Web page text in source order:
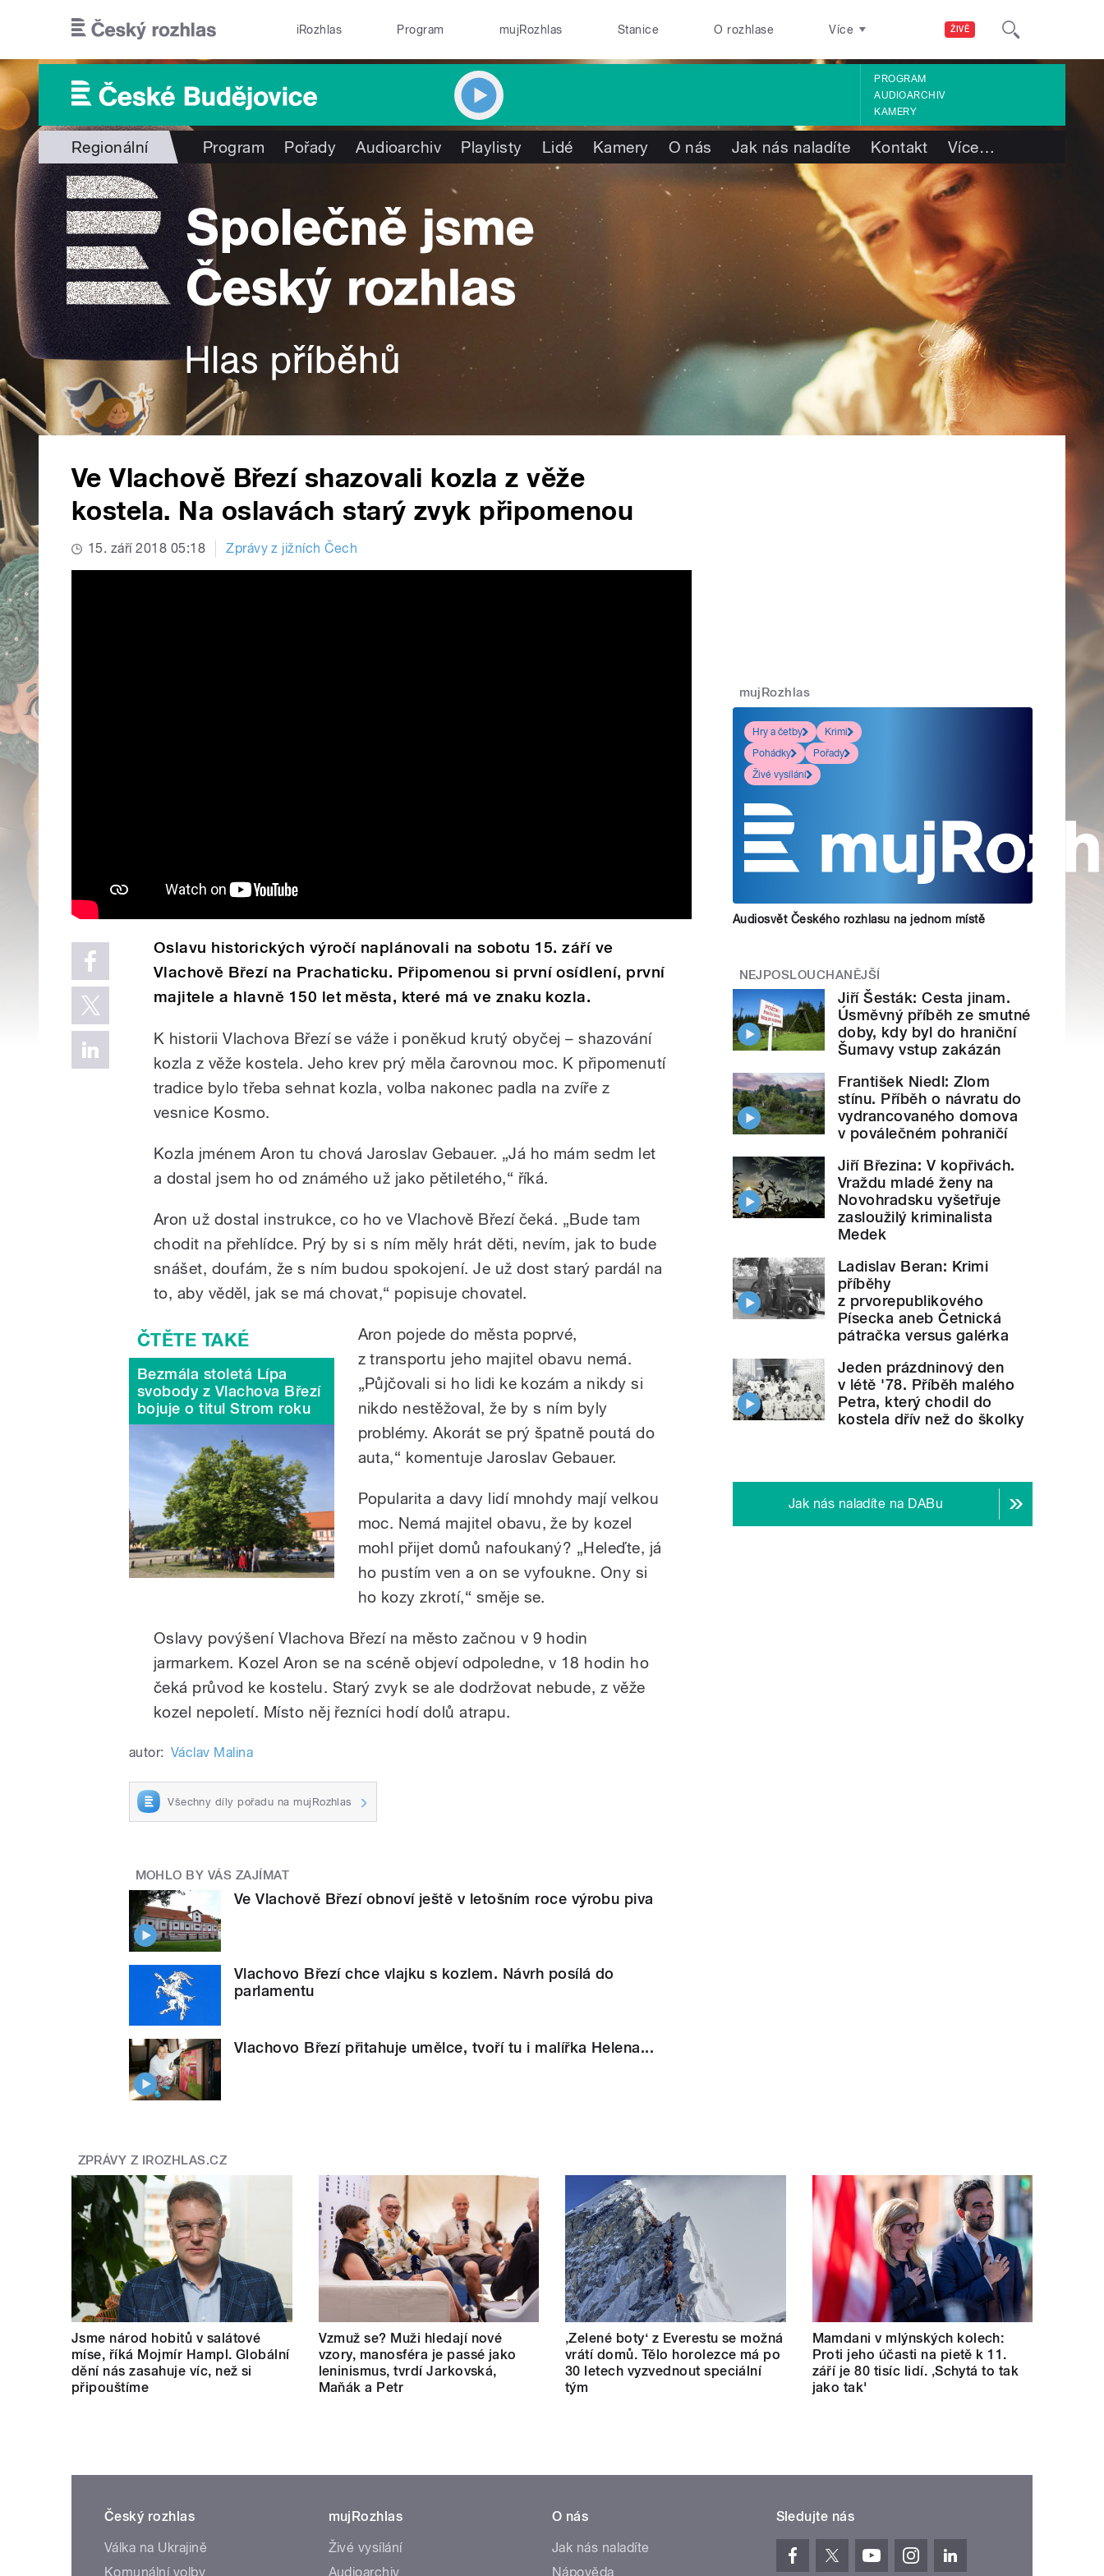
ŽIVĚ
iRozhlas Program mujRozhlas Stanice O rozhlase Více
PROGRAM
AUDIOARCHIV
KAMERY
Regionální Program Pořady Audioarchiv Playlisty Lidé Kamery O nás Jak nás naladíte Kontakt Více…
Ve Vlachově Březí shazovali kozla z věže
kostela. Na oslavách starý zvyk připomenou
15. září 2018 05:18 Zprávy z jižních Čech
Oslavu historických výročí naplánovali na sobotu 15. září ve
Vlachově Březí na Prachaticku. Připomenou si první osídlení, první
majitele a hlavně 150 let města, které má ve znaku kozla.
K historii Vlachova Březí se váže i poněkud krutý obyčej – shazování
kozla z věže kostela. Jeho krev prý měla čarovnou moc. K připomenutí
tradice bylo třeba sehnat kozla, volba nakonec padla na zvíře z
vesnice Kosmo.
Kozla jménem Aron tu chová Jaroslav Gebauer. „Já ho mám sedm let
a dostal jsem ho od známého už jako pětiletého,“ říká.
Aron už dostal instrukce, co ho ve Vlachově Březí čeká. „Bude tam
chodit na přehlídce. Prý by si s ním měly hrát děti, nevím, jak to bude
snášet, doufám, že s ním budou spokojení. Je už dost starý pardál na
to, aby věděl, jak se má chovat,“ popisuje chovatel.
Bezmála stoletá Lípa
svobody z Vlachova Březí
bojuje o titul Strom roku
Aron pojede do města poprvé,
z transportu jeho majitel obavu nemá.
„Půjčovali si ho lidi ke kozám a nikdy si
nikdo nestěžoval, že by s ním byly
problémy. Akorát se prý špatně poutá do
auta,“ komentuje Jaroslav Gebauer.
Popularita a davy lidí mnohdy mají velkou
moc. Nemá majitel obavu, že by kozel
mohl přijet domů nafoukaný? „Heleďte, já
ho pustím ven a on se vyfoukne. Ony si
ho kozy zkrotí,“ směje se.
Oslavy povýšení Vlachova Březí na město začnou v 9 hodin
jarmarkem. Kozel Aron se na scéně objeví odpoledne, v 18 hodin ho
čeká průvod ke kostelu. Starý zvyk se ale dodržovat nebude, z věže
kozel nepoletí. Místo něj řezníci hodí dolů atrapu.
autor: Václav Malina
Všechny díly pořadu na mujRozhlas
MOHLO BY VÁS ZAJÍMAT
Ve Vlachově Březí obnoví ještě v letošním roce výrobu piva
Vlachovo Březí chce vlajku s kozlem. Návrh posílá do
parlamentu
Vlachovo Březí přitahuje umělce, tvoří tu i malířka Helena...
mujRozhlas
Hry a četby
Krimi
Pohádky
Pořady
Živé vysílání
Audiosvět Českého rozhlasu na jednom místě
NEJPOSLOUCHANĚJŠÍ
Jiří Šesták: Cesta jinam.
Úsměvný příběh ze smutné
doby, kdy byl do hraniční
Šumavy vstup zakázán
František Niedl: Zlom
stínu. Příběh o návratu do
vydrancovaného domova
v poválečném pohraničí
Jiří Březina: V kopřivách.
Vraždu mladé ženy na
Novohradsku vyšetřuje
zasloužilý kriminalista
Medek
Ladislav Beran: Krimi
příběhy
z prvorepublikového
Písecka aneb Četnická
pátračka versus galérka
Jeden prázdninový den
v létě '78. Příběh malého
Petra, který chodil do
kostela dřív než do školky
Jak nás naladíte na DABu
ZPRÁVY Z IROZHLAS.CZ
Jsme národ hobitů v salátové
míse, říká Mojmír Hampl. Globální
dění nás zasahuje víc, než si
připouštíme
Vzmuž se? Muži hledají nové
vzory, manosféra je passé jako
leninismus, tvrdí Jarkovská,
Maňák a Petr
‚Zelené boty‘ z Everestu se možná
vrátí domů. Tělo horolezce má po
30 letech vyzvednout speciální
tým
Mamdani v mlýnských kolech:
Proti jeho účasti na pietě k 11.
září je 80 tisíc lidí. ‚Schytá to tak
jako tak'
Český rozhlas
Válka na Ukrajině
Komunální volby
mujRozhlas
Živé vysílání
Audioarchiv
O nás
Jak nás naladíte
Nápověda
Sledujte nás